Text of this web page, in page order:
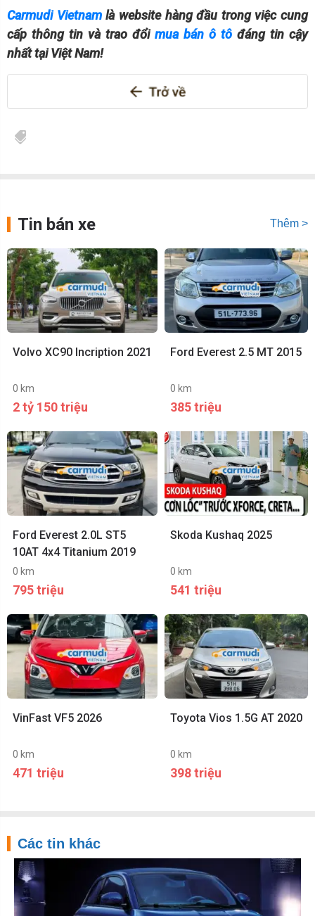
Carmudi Vietnamlà website hàng đầu trong việc cung
cấp thông tin và trao đổi mua bán ô tô đáng tin cậy
nhất tại Việt Nam!
Tin bán xe Thêm >
Volvo XC90 Incription 2021
0 km
2 tỷ 150 triệu
Ford Everest 2.5 MT 2015
0 km
385 triệu
Ford Everest 2.0L ST5
10AT 4x4 Titanium 2019
0 km
795 triệu
Skoda Kushaq 2025
0 km
541 triệu
VinFast VF5 2026
0 km
471 triệu
Toyota Vios 1.5G AT 2020
0 km
398 triệu
Các tin khác